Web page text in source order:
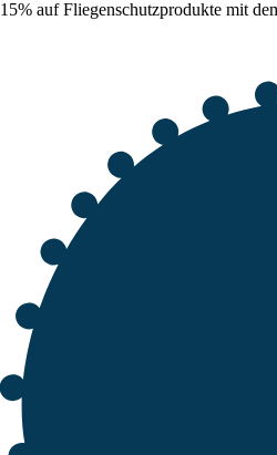
15% auf Fliegenschutzprodukte mit